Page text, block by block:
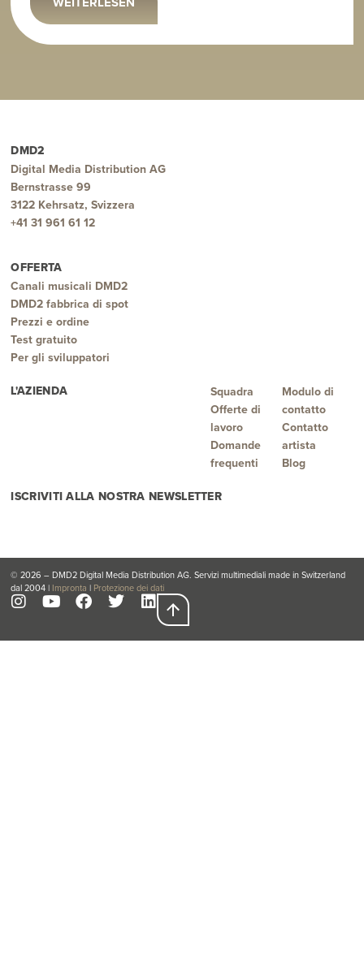
DMD2
Digital Media Distribution AG
Bernstrasse 99
3122 Kehrsatz, Svizzera
+41 31 961 61 12
OFFERTA
Canali musicali DMD2
DMD2 fabbrica di spot
Prezzi e ordine
Test gratuito
Per gli sviluppatori
L'AZIENDA
Squadra
Offerte di
lavoro
Domande
frequenti
Modulo di
contatto
Contatto
artista
Blog
ISCRIVITI ALLA NOSTRA NEWSLETTER
© 2026 – DMD2 Digital Media Distribution AG. Servizi multimediali made in Switzerland
dal 2004 | Impronta | Protezione dei dati